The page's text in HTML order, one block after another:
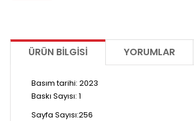
ÜRÜN BILGISI YORUMLAR
Basım tarihi: 2023
Baskı Sayısı: 1
Sayfa Sayısı:256